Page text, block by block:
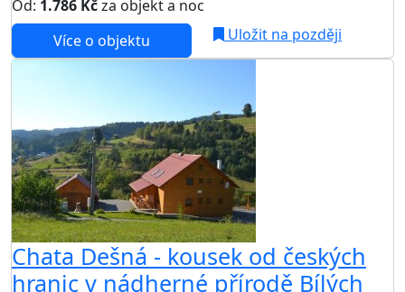
Od: 1.786 Kčza objekt a noc
Více o objektu Uložit na později
Chata Dešná - kousek od českých
hranic v nádherné přírodě Bílých